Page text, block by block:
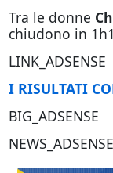
Tra le donne
chiudono in
LINK_ADSENSE
I RISULTATI
BIG_ADSENSE
NEWS_ADSENSE